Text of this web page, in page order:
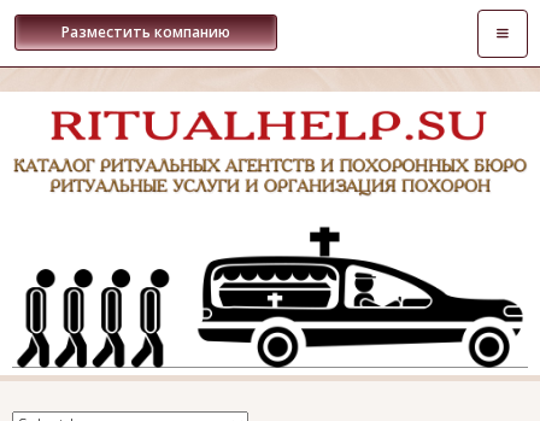
Разместить компанию